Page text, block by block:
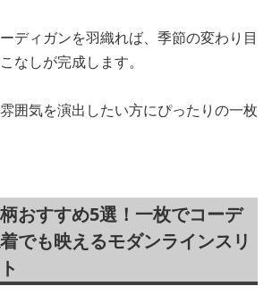
ディガンを羽織れば、季節の変わり目
なしが完成します。
囲気を演出したい方にぴったりの一枚
おすすめ5選！一枚でコーデ
でも映えるモダンラインスリ